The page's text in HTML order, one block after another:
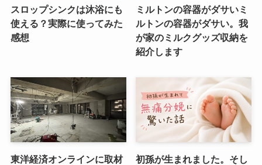
スロップシンクは沐浴にも
使える？実際に使ってみた
感想
ミルトンの容器がダサいミ
ルトンの容器がダサい。我
が家のミルクグッズ収納を
紹介します
東洋経済オンラインに取材
初孫が生まれました。そし